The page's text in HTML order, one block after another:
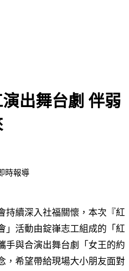
出舞台劇 伴弱
時報導
持續深入社福關懷，本次『紅
」活動由錠嵂志工組成的「紅
手與合演出舞台劇「女王的約
，希望帶給現場大小朋友面對